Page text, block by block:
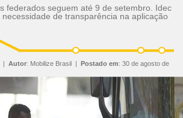
federados seguem até 9 de setembro. Idec
de transparência na aplicação
| Autor: Mobilize Brasil | Postado em: 30 de agosto de